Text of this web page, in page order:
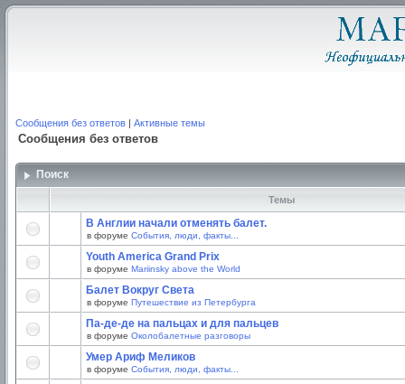
Сообщения без ответов | Активные темы
Сообщения без ответов
Поиск
Темы
В Англии начали отменять балет.
в форуме События, люди, факты...
Youth America Grand Prix
в форуме Mariinsky above the World
Балет Вокруг Света
в форуме Путешествие из Петербурга
Па-де-де на пальцах и для пальцев
в форуме Околобалетные разговоры
Умер Ариф Меликов
в форуме События, люди, факты...